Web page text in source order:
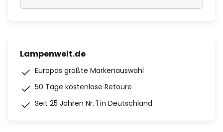
Lampenwelt.de
Europas größte Markenauswahl
50 Tage kostenlose Retoure
Seit 25 Jahren Nr. 1 in Deutschland